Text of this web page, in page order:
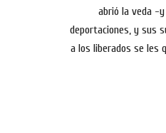
abrió la veda -
deportaciones, y sus
a los liberados se les